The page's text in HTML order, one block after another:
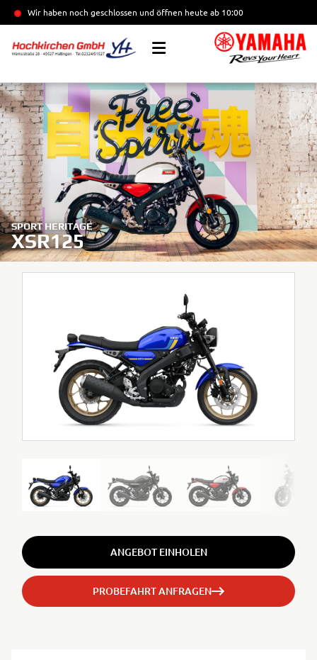
Wir haben noch geschlossen und öffnen heute ab 10:00
SPORT HERITAGE
XSR125
ANGEBOT EINHOLEN
PROBEFAHRT ANFRAGEN